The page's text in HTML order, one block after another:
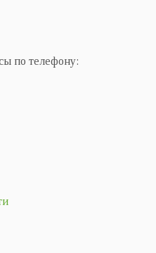
по телефону: